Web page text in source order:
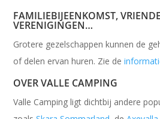
FAMILIEBIJEENKOMST,
VERENIGINGEN…
Grotere gezelschappen kunnen de
of delen ervan huren. Zie de
OVER VALLE CAMPING
Valle Camping ligt dichtbij andere